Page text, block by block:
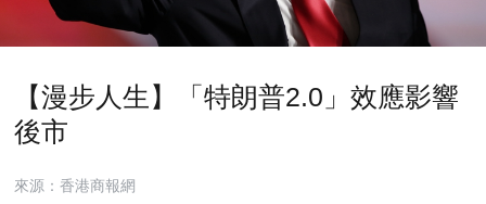
【漫步人生】「特朗普2.0」效應影響
後市
來源：香港商報網